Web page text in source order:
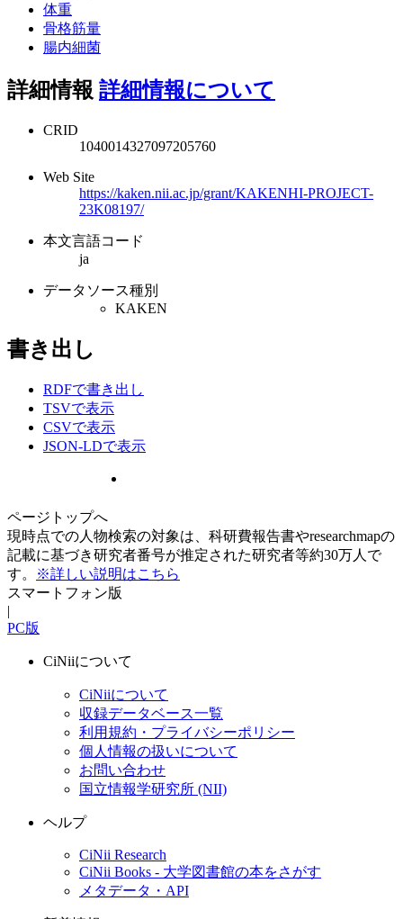
体重
骨格筋量
腸内細菌
詳細情報 詳細情報について
CRID
1040014327097205760
Web Site
https://kaken.nii.ac.jp/grant/KAKENHI-PROJECT-
23K08197/
本文言語コード
ja
データソース種別
KAKEN
書き出し
RDFで書き出し
TSVで表示
CSVで表示
JSON-LDで表示
ページトップへ
現時点での人物検索の対象は、科研費報告書やresearchmapの
記載に基づき研究者番号が推定された研究者等約30万人で
す。
※詳しい説明はこちら
スマートフォン版
|
PC版
CiNiiについて
CiNiiについて
収録データベース一覧
利用規約・プライバシーポリシー
個人情報の扱いについて
お問い合わせ
国立情報学研究所 (NII)
ヘルプ
CiNii Research
CiNii Books - 大学図書館の本をさがす
メタデータ・API